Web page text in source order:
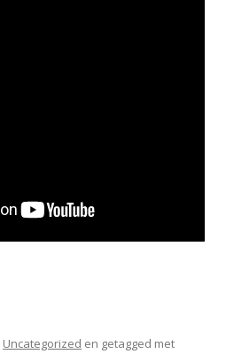
Uncategorized en getagged met